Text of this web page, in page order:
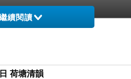
續閱讀
荷塘清韻